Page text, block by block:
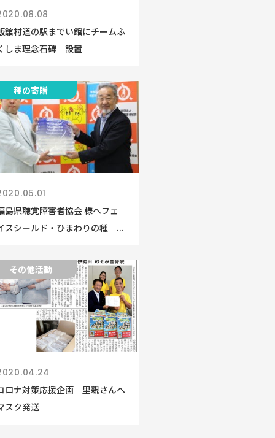
舘村道の駅までい館にチームふ
しま理念石碑 設置
種の寄贈
島県聴覚障害者協会 様へフェ
スシールド・ひまわりの種 ...
その他活動
ロナ対策応援企画 里親さんへ
スク発送